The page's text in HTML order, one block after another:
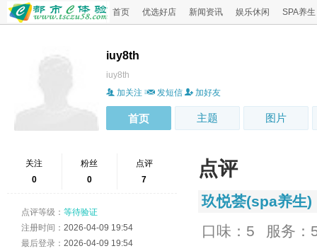
首页 优选好店 新闻资讯 娱乐休闲 SPA养生
iuy8th
iuy8th
加关注
发短信 加好友
首页 主题 图片
关注
0
粉丝
0
点评
7
点评等级： 等待验证
注册时间： 2026-04-09 19:54
最后登录： 2026-04-09 19:54
点评
玖悦荟(spa养生)
口味：5
服务：